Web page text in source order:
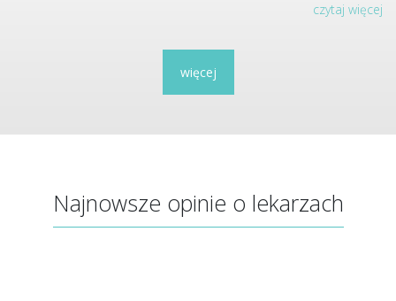
czytaj więcej
więcej
Najnowsze opinie o lekarzach